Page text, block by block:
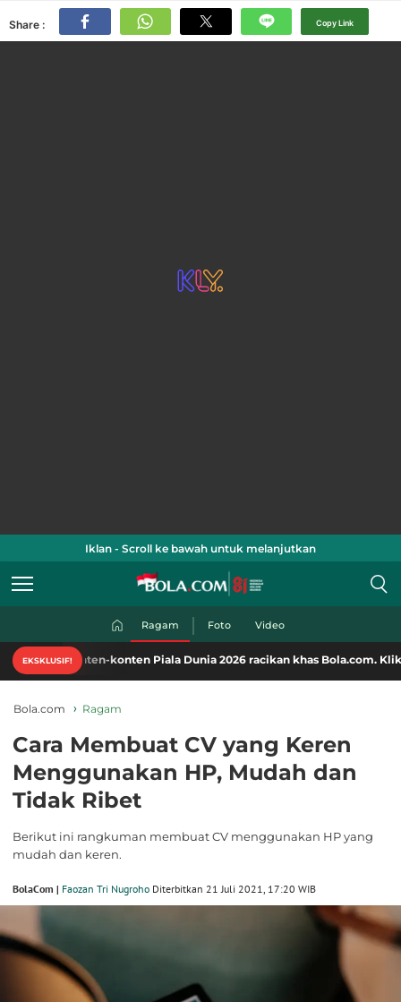
Share : Copy Link
Iklan - Scroll ke bawah untuk melanjutkan
Ragam Foto Video
EKSKLUSIF!
konten Piala Dunia 2026 racikan khas Bola.com. Klik di sini!
Bola.com Ragam
Cara Membuat CV yang Keren
Menggunakan HP, Mudah dan
Tidak Ribet
Berikut ini rangkuman membuat CV menggunakan HP yang
mudah dan keren.
BolaCom | Faozan Tri Nugroho Diterbitkan 21 Juli 2021, 17:20 WIB